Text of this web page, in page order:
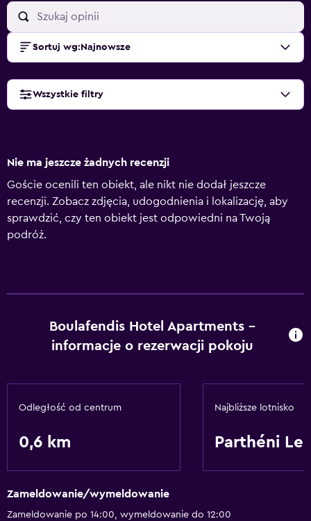
Sortuj wg: Najnowsze
Wszystkie filtry
Nie ma jeszcze żadnych recenzji
Goście ocenili ten obiekt, ale nikt nie dodał jeszcze
recenzji. Zobacz zdjęcia, udogodnienia i lokalizację, aby
sprawdzić, czy ten obiekt jest odpowiedni na Twoją
podróż.
Boulafendis Hotel Apartments –
informacje o rezerwacji pokoju
Odległość od centrum
0,6 km
Najbliższe lotnisko
Parthéni
Zameldowanie/wymeldowanie
Zameldowanie po 14:00, wymeldowanie do 12:00